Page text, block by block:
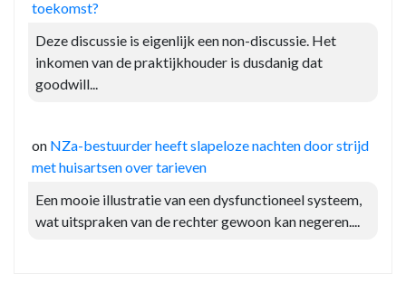
toekomst?
Deze discussie is eigenlijk een non-discussie. Het
inkomen van de praktijkhouder is dusdanig dat
goodwill...
on NZa-bestuurder heeft slapeloze nachten door strijd
met huisartsen over tarieven
Een mooie illustratie van een dysfunctioneel systeem,
wat uitspraken van de rechter gewoon kan negeren....